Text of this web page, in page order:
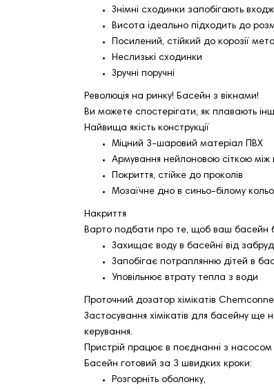
Знімні сходинки запобігають
Висота ідеально підходить до
Посилений, стійкий до корозії
Неслизькі сходинки
Зручні поручні
Революція на ринку! Басейн з вікнами!
Ви можете спостерігати, як плавають
Найвища якість конструкції
Міцний 3-шаровий матеріал ПВХ
Армування нейлоновою сіткою
Покриття, стійке до проколів
Мозаїчне дно в синьо-білому
Накриття
Варто подбати про те, щоб ваш басейн
Захищає воду в басейні від
Запобігає потраплянню дітей в
Уповільнює втрату тепла з води
Проточний дозатор хімікатів
Застосування хімікатів для басейну
керування.
Пристрій працює в поєднанні з насосом
Басейн готовий за 3 швидких кроки:
Розгорніть оболонку,